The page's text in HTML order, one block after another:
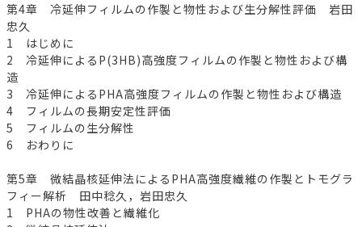
第4章 冷延伸フィルムの作製と物性および生分解性評価 岩田
忠久
1 はじめに
2 冷延伸によるP(3HB)高強度フィルムの作製と物性および構
造
3 冷延伸によるPHA高強度フィルムの作製と物性および構造
4 フィルムの長期安定性評価
5 フィルムの生分解性
6 おわりに
第5章 微結晶核延伸法によるPHA高強度繊維の作製とトモグラ
フィー解析 田中稔久，岩田忠久
1 PHAの物性改善と繊維化